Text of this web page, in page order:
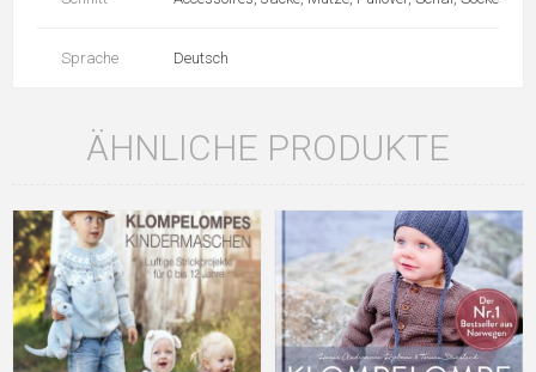
Sprache Deutsch
ÄHNLICHE PRODUKTE